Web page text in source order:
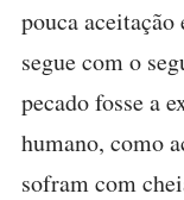
pouca
segue com o
pecado fosse a
humano, como
sofram com